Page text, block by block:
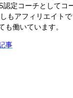
認定コーチとしてコ
もアフィリエイト
も働いています。
事